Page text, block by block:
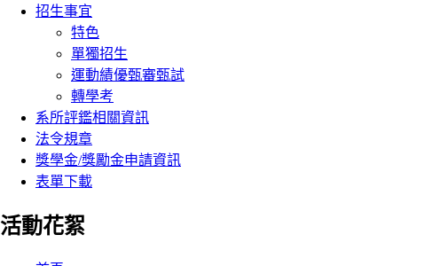
招生事宜
特色
單獨招生
運動績優甄審甄試
轉學考
系所評鑑相關資訊
法令規章
獎學金/獎勵金申請資訊
表單下載
活動花絮